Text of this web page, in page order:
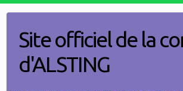
contentSite officiel de la
d'ALSTING